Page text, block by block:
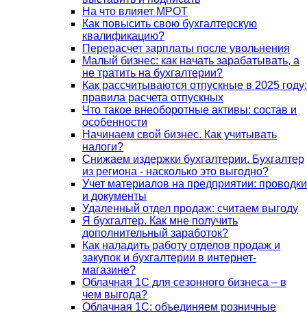
На что влияет МРОТ
Как повысить свою бухгалтерскую
квалификацию?
Перерасчет зарплаты после увольнения
Малый бизнес: как начать зарабатывать, а
не тратить на бухгалтерии?
Как рассчитываются отпускные в 2025 году:
правила расчета отпускных
Что такое внеоборотные активы: состав и
особенности
Начинаем свой бизнес. Как учитывать
налоги?
Снижаем издержки бухгалтерии. Бухгалтер
из региона - насколько это выгодно?
Учет материалов на предприятии: проводки
и документы
Удаленный отдел продаж: считаем выгоду
Я бухгалтер. Как мне получить
дополнительный заработок?
Как наладить работу отделов продаж и
закупок и бухгалтерии в интернет-
магазине?
Облачная 1С для сезонного бизнеса – в
чем выгода?
Облачная 1С: объединяем розничные